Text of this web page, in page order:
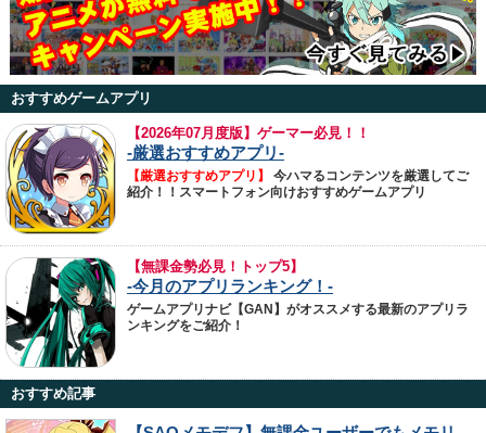
おすすめゲームアプリ
【2026年07月度版】ゲーマー必見！！
-厳選おすすめアプリ-
【厳選おすすめアプリ】
今ハマるコンテンツを厳選してご
紹介！！スマートフォン向けおすすめゲームアプリ
【無課金勢必見！トップ5】
-今月のアプリランキング！-
ゲームアプリナビ【GAN】がオススメする最新のアプリラ
ンキングをご紹介！
おすすめ記事